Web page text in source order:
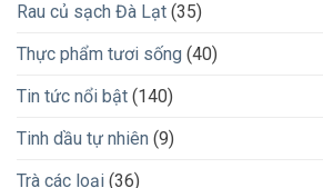
Rau củ sạch Đà Lạt (35)
Thực phẩm tươi sống (40)
Tin tức nổi bật (140)
Tinh dầu tự nhiên (9)
Trà các loại (36)